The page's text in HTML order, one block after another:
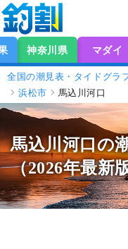
神奈川県 マダイ
全国の潮見表・タイドグラ
浜松市
馬込川河口
馬込川河口の
（2026年最新